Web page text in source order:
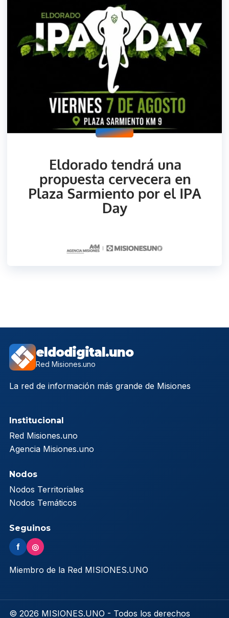
eldodigital.uno
Red Misiones.uno
La red de información más grande de Misiones
Institucional
Red Misiones.uno
Agencia Misiones.uno
Nodos
Nodos Territoriales
Nodos Temáticos
Seguinos
f ◎
Miembro de la Red MISIONES.UNO
© 2026 MISIONES.UNO - Todos los derechos